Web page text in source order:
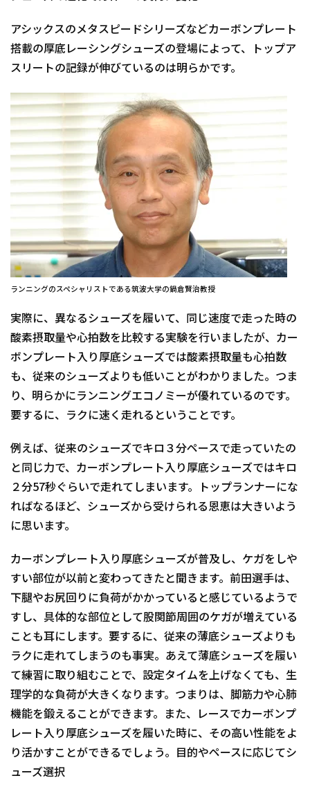
アシックスのメタスピードシリーズなどカーボンプレート
搭載の厚底レーシングシューズの登場によって、トップア
スリートの記録が伸びているのは明らかです。
ランニングのスペシャリストである筑波大学の鍋倉賢治教授
実際に、異なるシューズを履いて、同じ速度で走った時の
酸素摂取量や心拍数を比較する実験を行いましたが、カー
ボンプレート入り厚底シューズでは酸素摂取量も心拍数
も、従来のシューズよりも低いことがわかりました。つま
り、明らかにランニングエコノミーが優れているのです。
要するに、ラクに速く走れるということです。
例えば、従来のシューズでキロ３分ペースで走っていたの
と同じ力で、カーボンプレート入り厚底シューズではキロ
２分57秒ぐらいで走れてしまいます。トップランナーにな
ればなるほど、シューズから受けられる恩恵は大きいよう
に思います。
カーボンプレート入り厚底シューズが普及し、ケガをしや
すい部位が以前と変わってきたと聞きます。前田選手は、
下腿やお尻回りに負荷がかかっていると感じているようで
すし、具体的な部位として股関節周囲のケガが増えている
ことも耳にします。要するに、従来の薄底シューズよりも
ラクに走れてしまうのも事実。あえて薄底シューズを履い
て練習に取り組むことで、設定タイムを上げなくても、生
理学的な負荷が大きくなります。つまりは、脚筋力や心肺
機能を鍛えることができます。また、レースでカーボンプ
レート入り厚底シューズを履いた時に、その高い性能をよ
り活かすことができるでしょう。目的やペースに応じてシ
ューズ選択